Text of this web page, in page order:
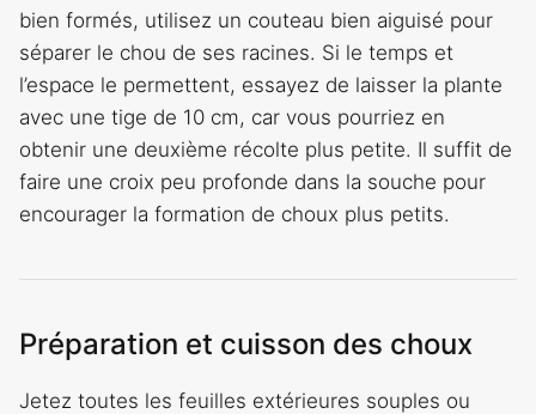
bien formés, utilisez un couteau bien aiguisé pour
séparer le chou de ses racines. Si le temps et
l’espace le permettent, essayez de laisser la plante
avec une tige de 10 cm, car vous pourriez en
obtenir une deuxième récolte plus petite. Il suffit de
faire une croix peu profonde dans la souche pour
encourager la formation de choux plus petits.
Préparation et cuisson des choux
Jetez toutes les feuilles extérieures souples ou